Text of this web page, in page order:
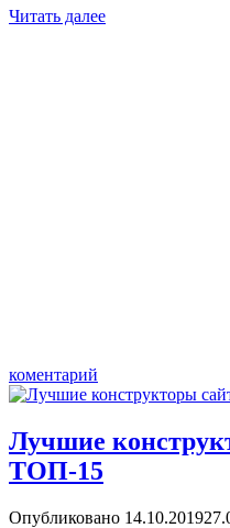
Читать далее
коментарий
Лучшие
ТОП-15
Опубликовано 14.10.2019